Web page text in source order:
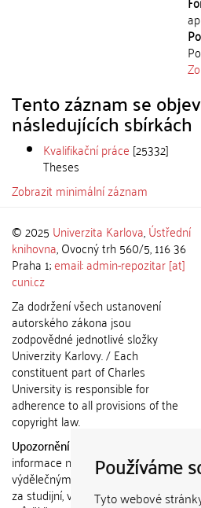
Používáme
Tyto webové
Tento záznam se
následujících sbírkách
Kvalifikační práce [25332]
Theses
Zobrazit minimální záznam
© 2025 Univerzita Karlova,Ústřední
knihovna, Ovocný trh 560/5, 116 36
Praha 1;email: admin-repozitar [at]
cuni.cz
Za dodržení všech ustanovení
autorského zákona jsou
zodpovědné jednotlivé složky
Univerzity Karlovy. / Each
constituent part of Charles
University is responsible for
adherence to all provisions of the
copyright law.
Upozornění / Notice:
informace nemohou být použity k
výdělečným účelům nebo vydávány
za studijní, vědeckou nebo jinou